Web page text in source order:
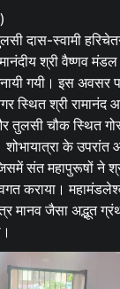
दास-स्वामी
श्री वैष्णव
गयी। इस अवसर
स्थित श्री
तुलसी चौक स्थित
शोभायात्रा के
संत महापुरूषों ने
कराया।
मानव जैसा अद्भूत